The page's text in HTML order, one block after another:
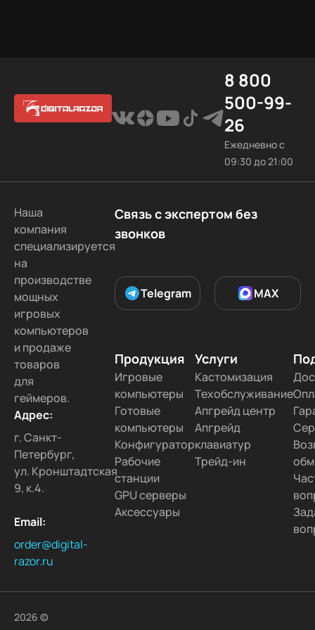
8 800
500-99-
26
Ежедневно с
09:30 до 21:00
Наша
компания
специализируется
на
производстве
мощных
игровых
компьютеров
и продаже
товаров
для
геймеров.
Адрес:
г. Санкт-
Петербург,
ул. Кронштадтская
9, к.4.
Email:
order@digital-
razor.ru
Связь с экспертом без
звонков
Telegram MAX
Продукция
Игровые
компьютеры
Готовые
компьютеры
Конфигуратор
Рабочие
станции
GPU серверы
Аксессуары
Услуги
Кастомизация
Техобслуживание
Апгрейд центр
Апгрейд
клавиатур
Трейд-ин
2026 ©